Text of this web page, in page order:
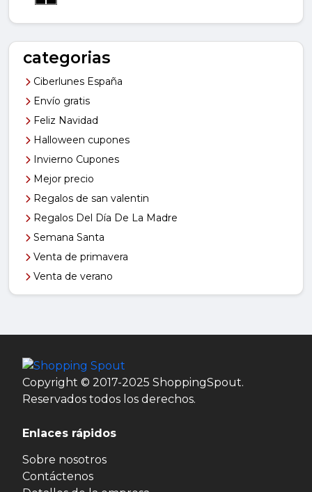
categorias
Ciberlunes España
Envío gratis
Feliz Navidad
Halloween cupones
Invierno Cupones
Mejor precio
Regalos de san valentin
Regalos Del Día De La Madre
Semana Santa
Venta de primavera
Venta de verano
Copyright © 2017-2025 ShoppingSpout.
Reservados todos los derechos.
Enlaces rápidos
Sobre nosotros
Contáctenos